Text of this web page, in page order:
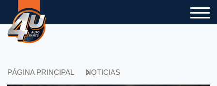
PÁGINA PRINCIPAL NOTICIAS